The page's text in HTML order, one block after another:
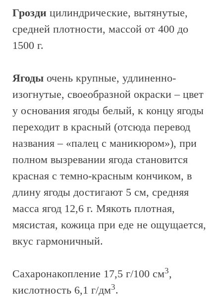
Грозди цилиндрические, вытянутые,
средней плотности, массой от 400 до
1500 г.
Ягоды очень крупные, удлиненно-
изогнутые, своеобразной окраски – цвет
у основания ягоды белый, к концу ягоды
переходит в красный (отсюда перевод
названия – «палец с маникюром»), при
полном вызревании ягода становится
красная с темно-красным кончиком, в
длину ягоды достигают 5 см, средняя
масса ягод 12,6 г. Мякоть плотная,
мясистая, кожица при еде не ощущается,
вкус гармоничный.
Сахаронакопление 17,5 г/100 см3,
кислотность 6,1 г/дм3.